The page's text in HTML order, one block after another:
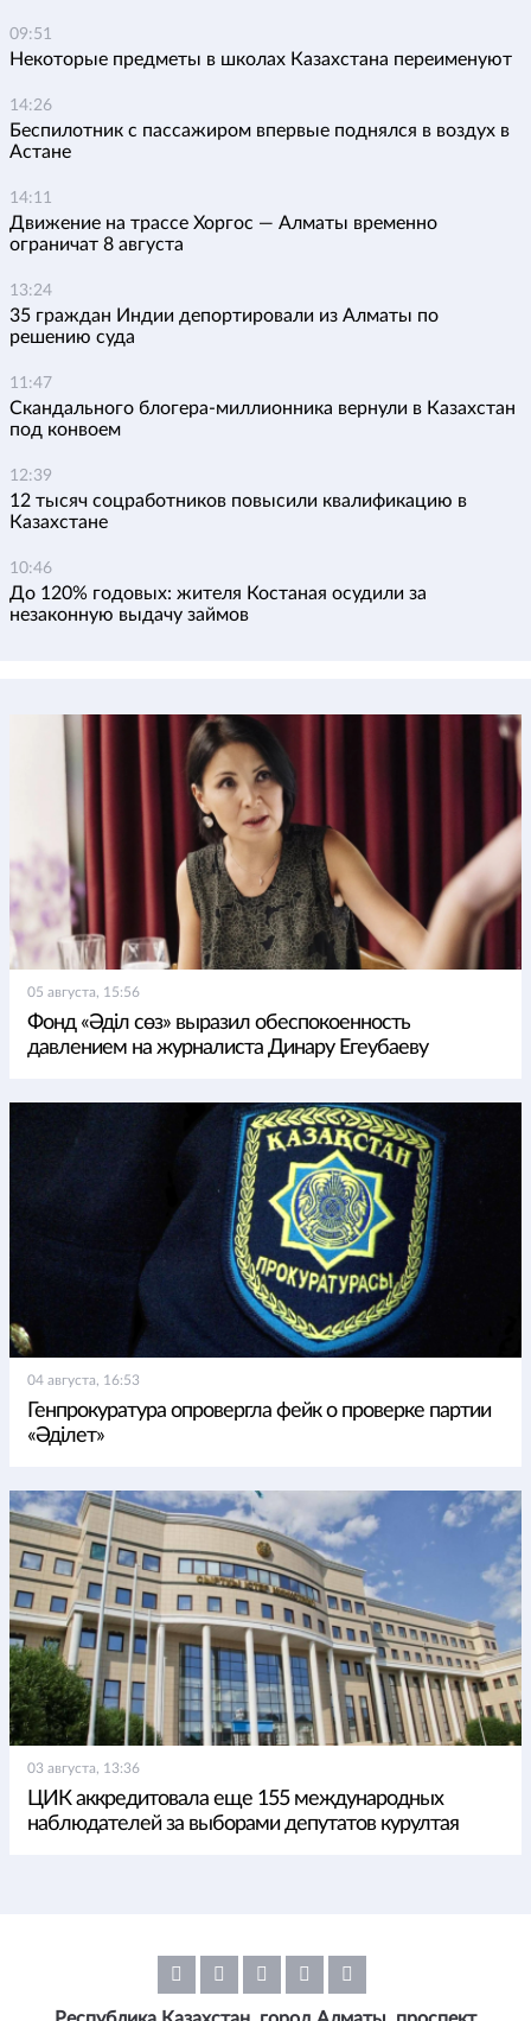
09:51
Некоторые предметы в школах Казахстана переименуют
14:26
Беспилотник с пассажиром впервые поднялся в воздух в
Астане
14:11
Движение на трассе Хоргос — Алматы временно
ограничат 8 августа
13:24
35 граждан Индии депортировали из Алматы по
решению суда
11:47
Скандального блогера-миллионника вернули в Казахстан
под конвоем
12:39
12 тысяч соцработников повысили квалификацию в
Казахстане
10:46
До 120% годовых: жителя Костаная осудили за
незаконную выдачу займов
05 августа, 15:56
Фонд «Әділ сөз» выразил обеспокоенность
давлением на журналиста Динару Егеубаеву
04 августа, 16:53
Генпрокуратура опровергла фейк о проверке партии
«Әділет»
03 августа, 13:36
ЦИК аккредитовала еще 155 международных
наблюдателей за выборами депутатов курултая